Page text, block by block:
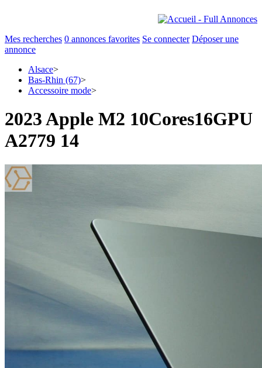
Mes recherches 0 annonces favorites Se connecter Déposer une
annonce
Alsace>
Bas-Rhin (67)>
Accessoire mode>
2023 Apple M2 10Cores16GPU
A2779 14